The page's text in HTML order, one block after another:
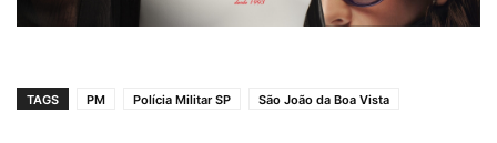
TAGS PM Polícia Militar SP São João da Boa Vista